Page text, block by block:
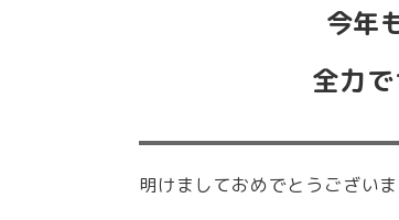
今年
全力
明けましておめでとうございま